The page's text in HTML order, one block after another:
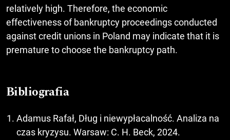
relatively high. Therefore, the economic
effectiveness of bankruptcy proceedings conducted
against credit unions in Poland may indicate that it is
premature to choose the bankruptcy path.
Bibliografia
Adamus Rafał, Dług i niewypłacalność. Analiza na
czas kryzysu. Warsaw: C. H. Beck, 2024.